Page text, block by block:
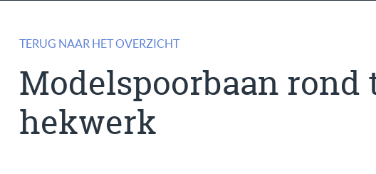
TERUG NAAR HET OVERZICHT
Modelspoorbaan
hekwerk